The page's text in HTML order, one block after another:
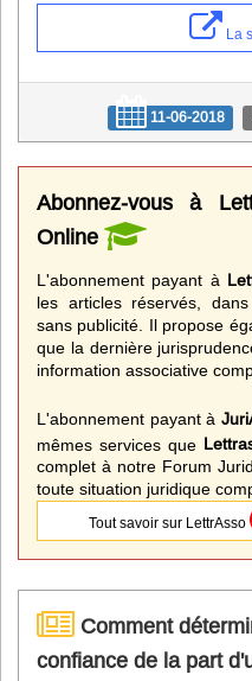
La
11-06-2018
Abonnez-vous à
Online
L'abonnement payant à
les articles réservés,
sans publicité. Il propose
que la dernière
information associative
L'abonnement payant à
mêmes services que
complet à notre Forum
toute situation juridique
Tout savoir sur LettrAsso
Comment
confiance de la part